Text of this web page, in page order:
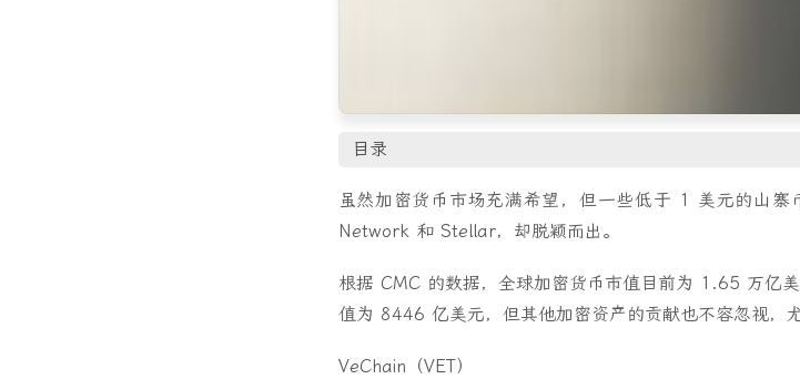
目录
虽然加密货币市场充满希望，但一些低于 1 美元的山
Network 和 Stellar，却脱颖而出。
根据 CMC 的数据，全球加密货币市值目前为 1.65 万亿
值为 8446 亿美元，但其他加密资产的贡献也不容忽视，
VeChain（VET）